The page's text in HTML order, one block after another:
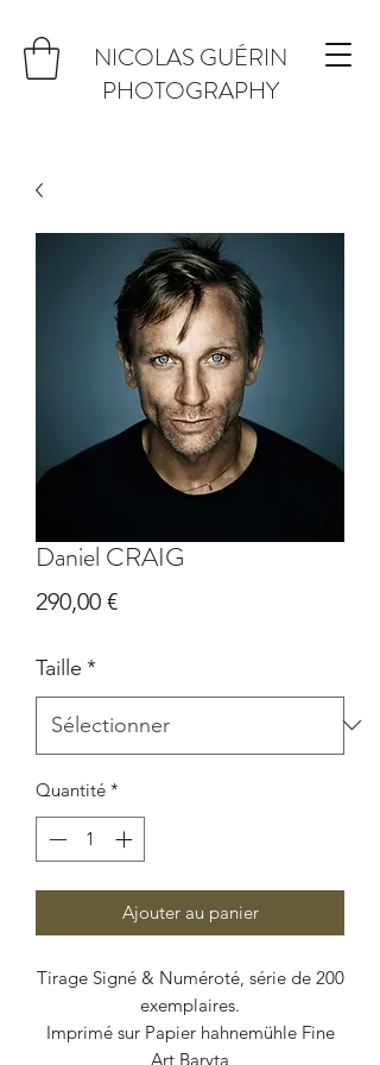
NICOLAS GUÉRIN
PHOTOGRAPHY
Daniel CRAIG
290,00 €Prix
Taille *
Quantité *
Ajouter au panier
Tirage Signé & Numéroté, série de 200
exemplaires.
Imprimé sur Papier hahnemühle Fine
Art Baryta